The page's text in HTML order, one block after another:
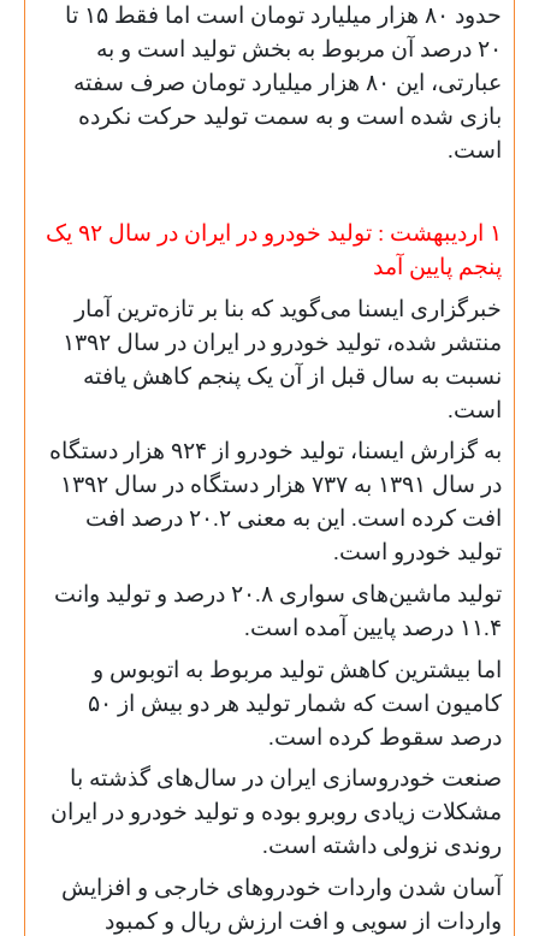
حدود ۸۰ هزار میلیارد تومان است اما فقط ۱۵ تا
۲۰ درصد آن مربوط به بخش تولید است و به
عبارتی، این ۸۰ هزار میلیارد تومان صرف سفته
بازی شده است و به سمت تولید حرکت نکرده
است.
۱ اردیبهشت : تولید خودرو در ایران در سال ٩٢ یک
پنجم پایین آمد
خبرگزاری ایسنا می‌گوید که بنا بر تازه‌ترین آمار
منتشر شده، تولید خودرو در ایران در سال ١٣٩٢
نسبت به سال قبل از آن یک پنجم کاهش یافته
است.
به گزارش ایسنا، تولید خودرو از ۹۲۴ هزار دستگاه
در سال ١٣٩١ به ٧٣٧ هزار دستگاه در سال ١٣٩٢
افت کرده است. این به معنی ٢٠.٢ درصد افت
تولید خودرو است.
تولید ماشین‌های سواری ٢٠.٨ درصد و تولید وانت
١١.۴ درصد پایین آمده است.
اما بیشترین کاهش تولید مربوط به اتوبوس و
کامیون است که شمار تولید هر دو بیش از ۵۰
درصد سقوط کرده است.
صنعت خودروسازی ایران در سال‌های گذشته با
مشکلات زیادی روبرو بوده و تولید خودرو در ایران
روندی نزولی داشته است.
آسان شدن واردات خودروهای خارجی و افزایش
واردات از سویی و افت ارزش ریال و کمبود